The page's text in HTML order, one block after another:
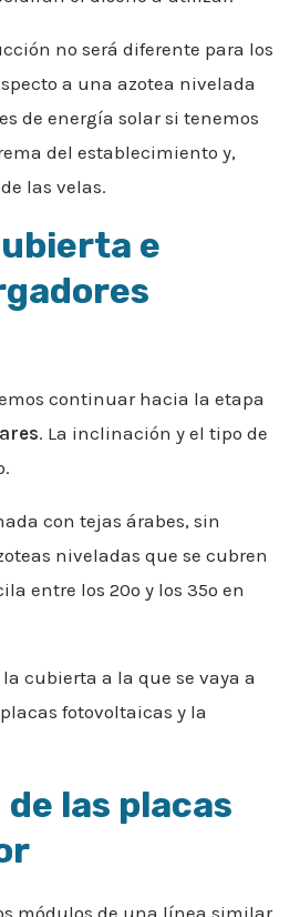
no será diferente para los
a una azotea nivelada
de energía solar si tenemos
del establecimiento y,
las velas.
e
continuar hacia la etapa
. La inclinación y el tipo de
con tejas árabes, sin
niveladas que se cubren
entre los 20º y los 35º en
cubierta a la que se vaya a
fotovoltaicas y la
las placas
módulos de una línea similar